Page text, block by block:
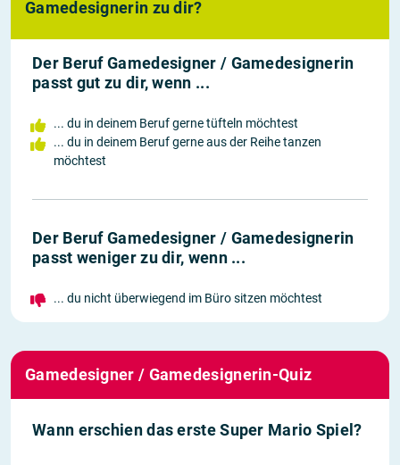
Gamedesignerin zu dir?
Der Beruf Gamedesigner / Gamedesignerin
passt gut zu dir, wenn ...
... du in deinem Beruf gerne tüfteln möchtest
... du in deinem Beruf gerne aus der Reihe tanzen
möchtest
Der Beruf Gamedesigner / Gamedesignerin
passt weniger zu dir, wenn ...
... du nicht überwiegend im Büro sitzen möchtest
Gamedesigner / Gamedesignerin-Quiz
Wann erschien das erste Super Mario Spiel?